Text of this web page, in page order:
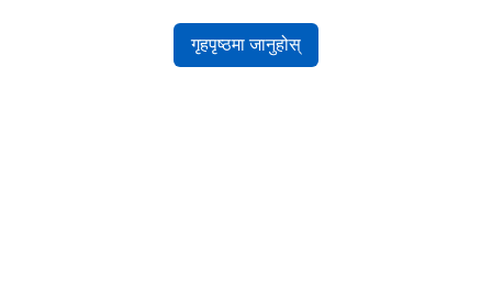
गृहपृष्ठमा जानुहोस्